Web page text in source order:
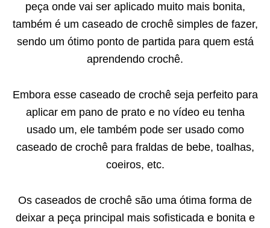
peça onde vai ser aplicado muito mais bonita,
também é um caseado de crochê simples de fazer,
sendo um ótimo ponto de partida para quem está
aprendendo crochê.
Embora esse caseado de crochê seja perfeito para
aplicar em pano de prato e no vídeo eu tenha
usado um, ele também pode ser usado como
caseado de crochê para fraldas de bebe, toalhas,
coeiros, etc.
Os caseados de crochê são uma ótima forma de
deixar a peça principal mais sofisticada e bonita e